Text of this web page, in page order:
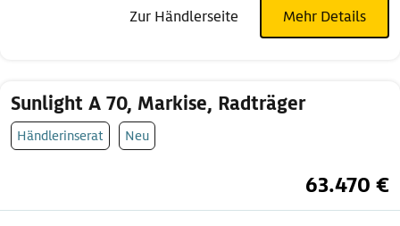
Zur Händlerseite Mehr Details
Sunlight A 70, Markise, Radträger
Händlerinserat Neu
63.470 €